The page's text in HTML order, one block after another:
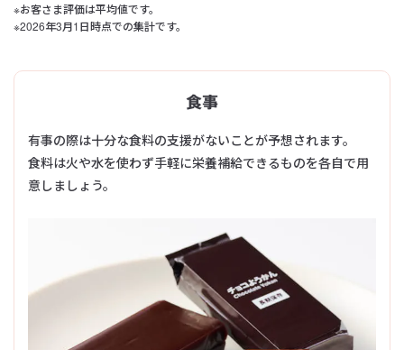
※お客さま評価は平均値です。
※2026年3月1日時点での集計です。
食事
有事の際は十分な食料の支援がないことが予想されます。
食料は火や水を使わず手軽に栄養補給できるものを各自で用
意しましょう。